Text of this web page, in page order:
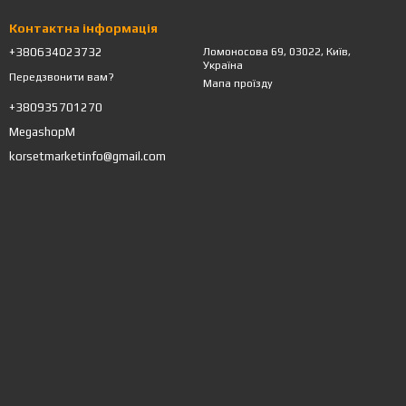
Контактна інформація
+380634023732
Передзвонити вам?
+380935701270
MegashopM
korsetmarketinfo@gmail.com
Ломоносова 69, 03022, Київ,
Україна
Мапа проїзду